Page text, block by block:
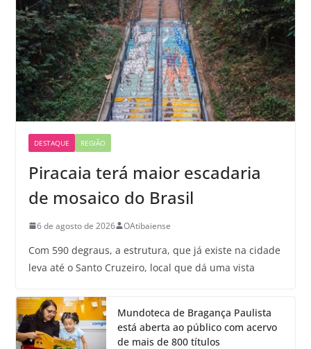
DESTAQUE REGIÃO
Piracaia terá maior escadaria
de mosaico do Brasil
6 de agosto de 2026 OAtibaiense
Com 590 degraus, a estrutura, que já existe na cidade
leva até o Santo Cruzeiro, local que dá uma vista
Mundoteca de Bragança Paulista
está aberta ao público com acervo
de mais de 800 títulos